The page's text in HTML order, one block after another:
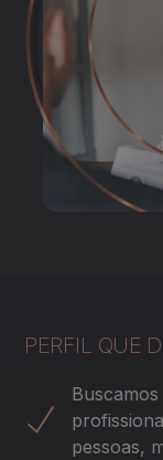
PERFIL QUE
pessoas,